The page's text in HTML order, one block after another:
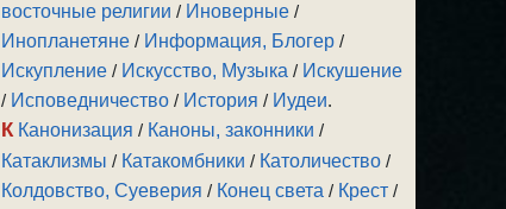
восточные религии / Иноверные /
Инопланетяне / Информация, Блогер /
Искупление / Искусство, Музыка / Искушение
/ Исповедничество / История / Иудеи.
К Канонизация / Каноны, законники /
Катаклизмы / Катакомбники / Католичество /
Колдовство, Суеверия / Конец света / Крест /